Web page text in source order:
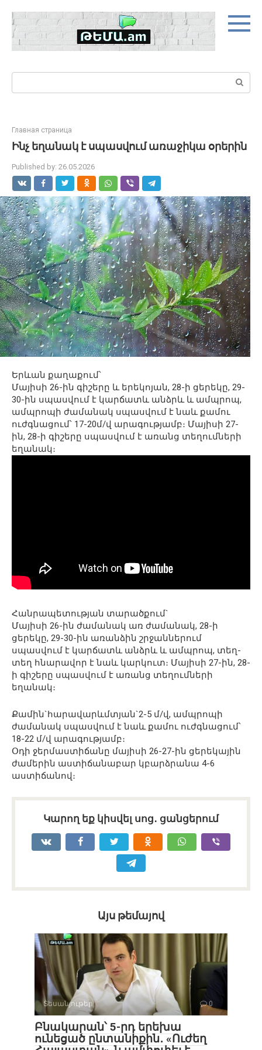
content
Search:
Главная страница
Ինչ եղանակ է սպասվում առաջիկա օրերին
Published by: 26.05.2026
Երևան քաղաքում՝
Մայիսի 26-ին գիշերը և երեկոյան, 28-ի ցերեկը, 29-
30-ին սպասվում է կարճատև անձրև և ամպրոպ,
ամպրոպի ժամանակ սպասվում է նաև քամու
ուժգնացում՝ 17-20մ/վ արագությամբ։ Մայիսի 27-
ին, 28-ի գիշերը սպասվում է առանց տեղումների
եղանակ։
Հանրապետության տարածքում`
Մայիսի 26-ին ժամանակ առ ժամանակ, 28-ի
ցերեկը, 29-30-ին առանձին շրջաններում
սպասվում է կարճատև անձրև և ամպրոպ, տեղ-
տեղ հնարավոր է նաև կարկուտ։ Մայիսի 27-ին, 28-
ի գիշերը սպասվում է առանց տեղումների
եղանակ։
Քամին`հարավարևմտյան`2-5 մ/վ, ամպրոպի
ժամանակ սպասվում է նաև քամու ուժգնացում՝
18-22 մ/վ արագությամբ։
Օդի ջերմաստիճանը մայիսի 26-27-ին ցերեկային
ժամերին աստիճանաբար կբարձրանա 4-6
աստիճանով։
Կարող եք կիսվել սոց․ ցանցերում
Այս թեմայով
Տեսանյութեր 0
Բնակարան՝ 5-րդ երեխա
ունեցած ընտանիքին․ «Ուժեղ